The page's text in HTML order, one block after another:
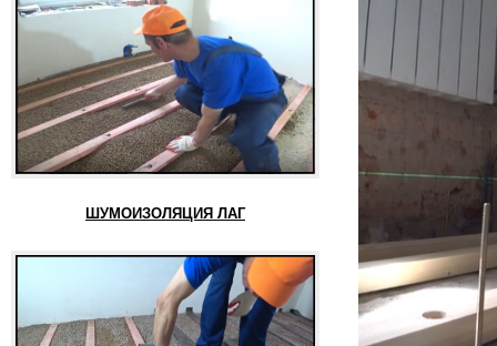
ШУМОИЗОЛЯЦИЯ ЛАГ